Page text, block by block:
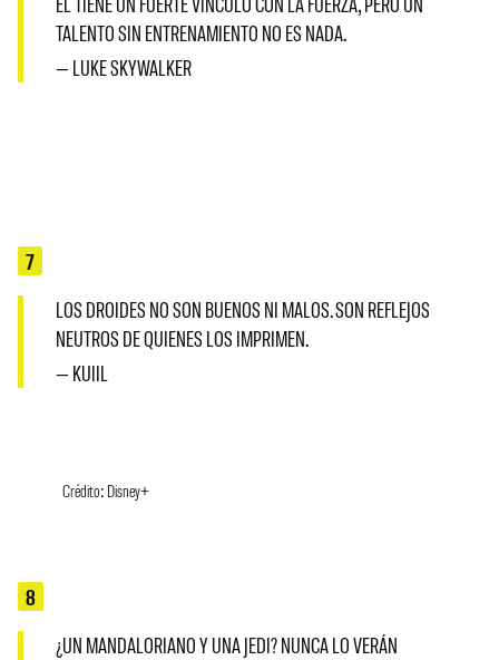
TALENTO SIN ENTRENAMIENTO NO ES NADA.
— LUKE SKYWALKER
7
LOS DROIDES NO SON BUENOS NI MALOS. SON REFLEJOS
NEUTROS DE QUIENES LOS IMPRIMEN.
— KUIIL
Crédito: Disney+
8
¿UN MANDALORIANO Y UNA JEDI? NUNCA LO VERÁN